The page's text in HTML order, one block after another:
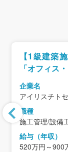
【1級建築
「オフィス
工事」
企業名
アイリスチト
職種
施工管理/設備
給与（年収）
520万円～900